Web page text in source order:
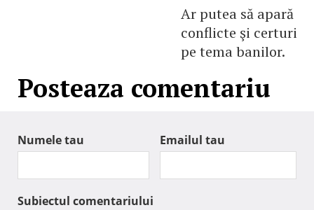
Ar putea să apară
conflicte şi certuri
pe tema banilor.
Posteaza comentariu
Numele tau Emailul tau
Subiectul comentariului